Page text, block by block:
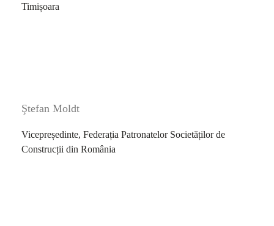
Timișoara
Ştefan Moldt
Vicepreședinte, Federația Patronatelor Societăților de
Construcții din România